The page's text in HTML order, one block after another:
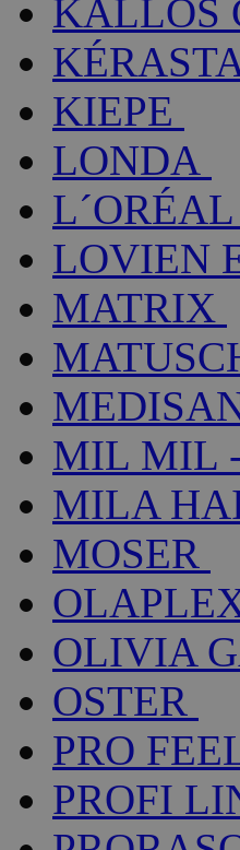
KALLOS
KIEPE
LONDA
LOVIEN
MATRIX
MIL MIL
MILA
MOSER
OLIVIA
OSTER
PRO
PROFI